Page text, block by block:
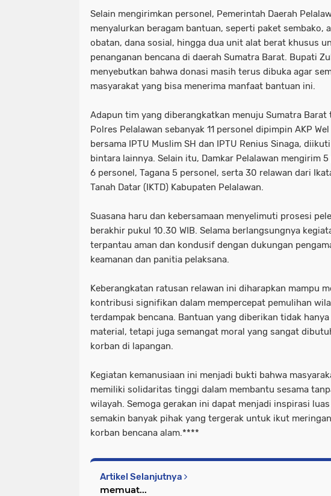
Selain mengirimkan personel, Pemerintah Daerah
menyalurkan beragam bantuan, seperti paket sembako,
obatan, dana sosial, hingga dua unit alat berat khusus
penanganan bencana di daerah Sumatra Barat. Bupati
menyebutkan bahwa donasi masih terus dibuka agar
masyarakat yang bisa menerima manfaat bantuan ini.
Adapun tim yang diberangkatkan menuju Sumatra Barat
Polres Pelalawan sebanyak 11 personel dipimpin AKP
bersama IPTU Muslim SH dan IPTU Renius Sinaga,
bintara lainnya. Selain itu, Damkar Pelalawan mengirim 5
6 personel, Tagana 5 personel, serta 30 relawan dari
Tanah Datar (IKTD) Kabupaten Pelalawan.
Suasana haru dan kebersamaan menyelimuti prosesi
berakhir pukul 10.30 WIB. Selama berlangsungnya
terpantau aman dan kondusif dengan dukungan
keamanan dan panitia pelaksana.
Keberangkatan ratusan relawan ini diharapkan mampu
kontribusi signifikan dalam mempercepat pemulihan
terdampak bencana. Bantuan yang diberikan tidak
material, tetapi juga semangat moral yang sangat
korban di lapangan.
Kegiatan kemanusiaan ini menjadi bukti bahwa
memiliki solidaritas tinggi dalam membantu sesama
wilayah. Semoga gerakan ini dapat menjadi inspirasi
semakin banyak pihak yang tergerak untuk ikut
korban bencana alam.****
Artikel Selanjutnya
memuat...